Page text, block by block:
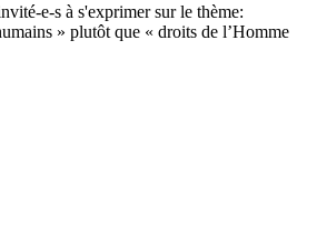
e-s à s'exprimer sur le thème:
» plutôt que « droits de l’Homme